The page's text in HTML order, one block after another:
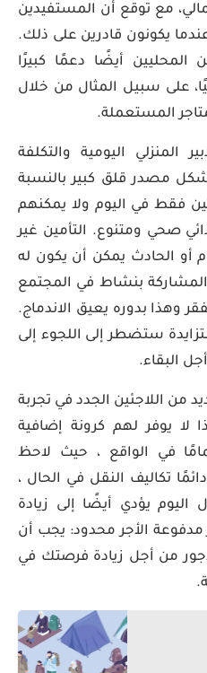
مع توقع أن المستفيدين
يكونون قادرين على ذلك.
المحليين أيضًا دعمًا كبيرًا
على سبيل المثال من خلال
المستعملة.
المنزلي اليومية والتكلفة
مصدر قلق كبير بالنسبة
فقط في اليوم ولا يمكنهم
صحي ومتنوع. التأمين غير
أو الحادث يمكن أن يكون له
بنشاط في المجتمع
وهذا بدوره يعيق الاندماج.
ستضطر إلى اللجوء إلى
البقاء.
من اللاجئين الجدد في تجربة
لا يوفر لهم كرونة إضافية
في الواقع ، حيث لاحظ
تكاليف النقل في الحال ،
يؤدي أيضًا إلى زيادة
مدفوعة الأجر محدود: يجب أن
من أجل زيادة فرصتك في